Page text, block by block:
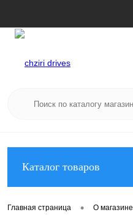
Каталог товаров
Главная страница • О магазине